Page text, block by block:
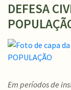
DEFESA
Em períodos de